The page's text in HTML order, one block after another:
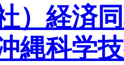
）経済
縄科学